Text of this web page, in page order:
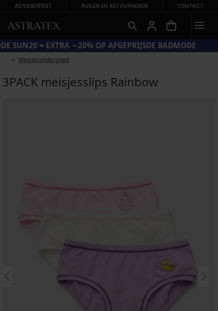
ADVIESDIENST RUILEN EN RETOURNEREN CONTACT
CODE SUN20 = EXTRA −20% OP AFGEPRIJSDE BADMODE
Meisjesondergoed
3PACK meisjesslips Rainbow